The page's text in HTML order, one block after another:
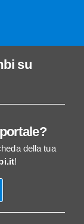
su
della tua
!